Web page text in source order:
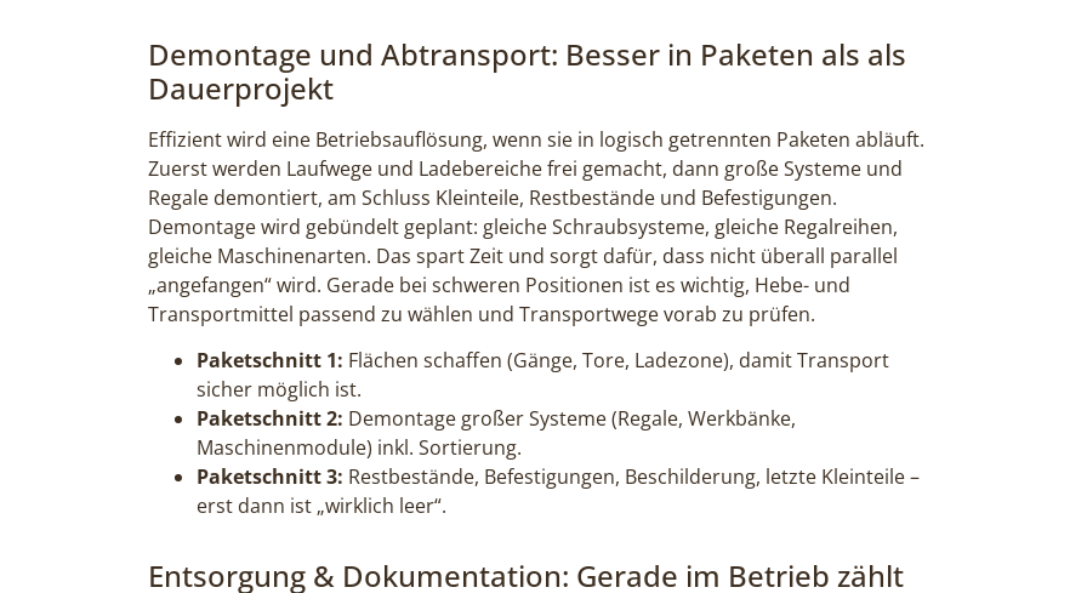
Demontage und Abtransport: Besser in Paketen als als
Dauerprojekt
Effizient wird eine Betriebsauflösung, wenn sie in logisch getrennten Paketen abläuft.
Zuerst werden Laufwege und Ladebereiche frei gemacht, dann große Systeme und
Regale demontiert, am Schluss Kleinteile, Restbestände und Befestigungen.
Demontage wird gebündelt geplant: gleiche Schraubsysteme, gleiche Regalreihen,
gleiche Maschinenarten. Das spart Zeit und sorgt dafür, dass nicht überall parallel
„angefangen“ wird. Gerade bei schweren Positionen ist es wichtig, Hebe- und
Transportmittel passend zu wählen und Transportwege vorab zu prüfen.
Paketschnitt 1: Flächen schaffen (Gänge, Tore, Ladezone), damit Transport
sicher möglich ist.
Paketschnitt 2: Demontage großer Systeme (Regale, Werkbänke,
Maschinenmodule) inkl. Sortierung.
Paketschnitt 3: Restbestände, Befestigungen, Beschilderung, letzte Kleinteile –
erst dann ist „wirklich leer“.
Entsorgung & Dokumentation: Gerade im Betrieb zählt